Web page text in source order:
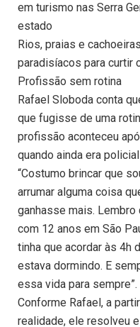
em turismo nas Serra
estado
Rios, praias e
paradisíacos para curtir
Profissão sem rotina
Rafael Sloboda conta
que fugisse de uma
profissão aconteceu
quando ainda era
“Costumo brincar que
arrumar alguma coisa
ganhasse mais. Lembro
com 12 anos em São
tinha que acordar às 4h
estava dormindo. E
essa vida para sempre”.
Conforme Rafael, a
realidade, ele resolveu